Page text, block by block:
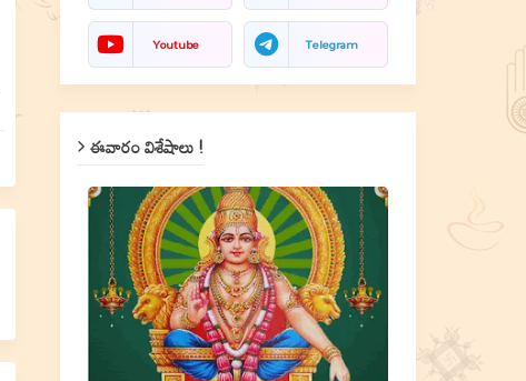
Youtube Telegram
ఈవారం విశేషాలు !